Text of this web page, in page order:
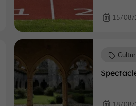
15/08/
18/08/